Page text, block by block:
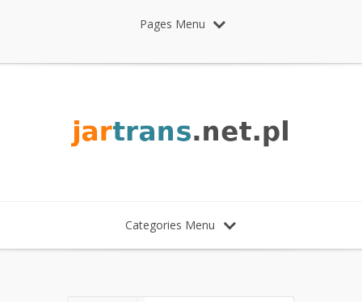
Pages Menu
Categories Menu